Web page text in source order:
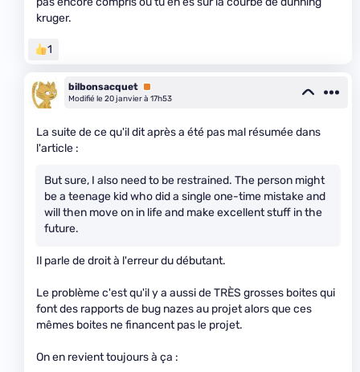
kruger.
1
bilbonsacquet Premium
Modifié le 20 janvier à 17h53
La suite de ce qu'il dit après a été pas mal résumée dans
l'article :
But sure, I also need to be restrained. The person might
be a teenage kid who did a single one-time mistake and
will then move on in life and make excellent stuff in the
future.
Il parle de droit à l'erreur du débutant.
Le problème c'est qu'il y a aussi de TRÈS grosses boites qui
font des rapports de bug nazes au projet alors que ces
mêmes boites ne financent pas le projet.
On en revient toujours à ça :